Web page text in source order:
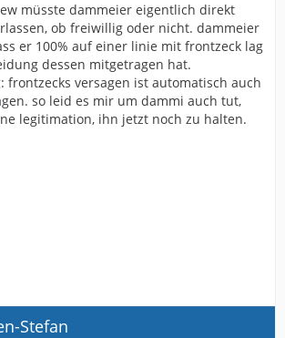
müsste dammeier eigentlich direkt
ob freiwillig oder nicht. dammeier
er 100% auf einer linie mit frontzeck lag
dessen mitgetragen hat.
frontzecks versagen ist automatisch auch
so leid es mir um dammi auch tut,
legitimation, ihn jetzt noch zu halten.
Stefan